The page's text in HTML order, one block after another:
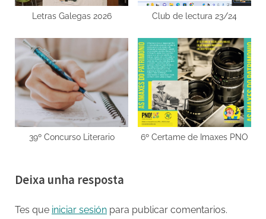
Letras Galegas 2026 Club de lectura 23/24
39º Concurso Literario 6º Certame de Imaxes PNO
Deixa unha resposta
Tes que iniciar sesión para publicar comentarios.